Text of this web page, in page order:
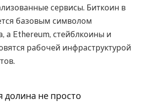
сервисы. Биткоин в
базовым символом
а Ethereum, стейблкоины и
рабочей инфраструктурой
долина не просто